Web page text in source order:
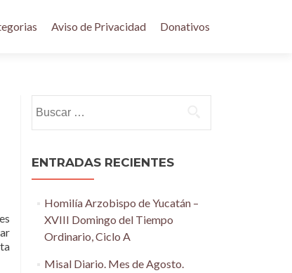
Aviso de Privacidad Donativos
ENTRADAS RECIENTES
Homilía Arzobispo de Yucatán –
XVIII Domingo del Tiempo
Ordinario, Ciclo A
Misal Diario. Mes de Agosto.